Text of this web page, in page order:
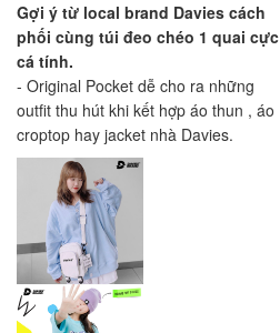
Gợi ý từ local brand Davies cách
phối cùng túi đeo chéo 1 quai cực
cá tính.
- Original Pocket dễ cho ra những
outfit thu hút khi kết hợp áo thun , áo
croptop hay jacket nhà Davies.